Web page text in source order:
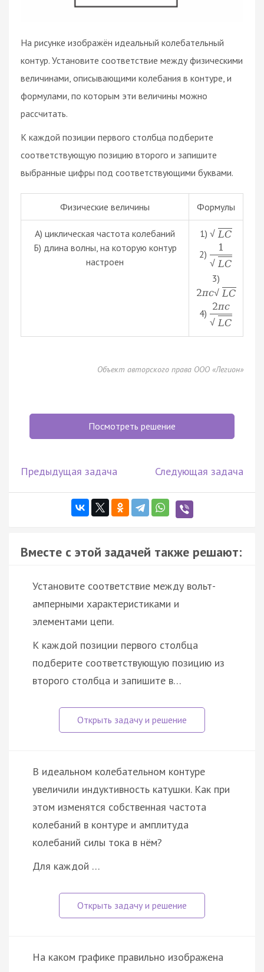
На рисунке изображён идеальный колебательный
контур. Установите соответствие между физическими
величинами, описывающими колебания в контуре, и
формулами, по которым эти величины можно
рассчитать.
К каждой позиции первого столбца подберите
соответствующую позицию второго и запишите
выбранные цифры под соответствующими буквами.
Физические величины Формулы
А) циклическая частота колебаний
Б) длина волны, на которую контур
настроен
1) √ LC
2)
1
√ LC
3)
2πc√ LC
4)
2πc
√ LC
Объект авторского права ООО «Легион»
Посмотреть решение
Предыдущая задача Следующая задача
Вместе с этой задачей также решают:
Установите соответствие между вольт-
амперными характеристиками и
элементами цепи.
К каждой позиции первого столбца
подберите соответствующую позицию из
второго столбца и запишите в…
В идеальном колебательном контуре
увеличили индуктивность катушки. Как при
этом изменятся собственная частота
колебаний в контуре и амплитуда
колебаний силы тока в нём?
Для каждой …
На каком графике правильно изображена